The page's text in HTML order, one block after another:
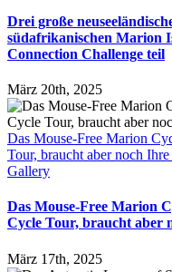
Drei große
südafrikanischen Marion
Connection Challenge teil
März 20th, 2025
Das Mouse-Free Marion
Tour, braucht aber noch
Gallery
Das Mouse-Free Marion
Cycle Tour, braucht aber
März 17th, 2025